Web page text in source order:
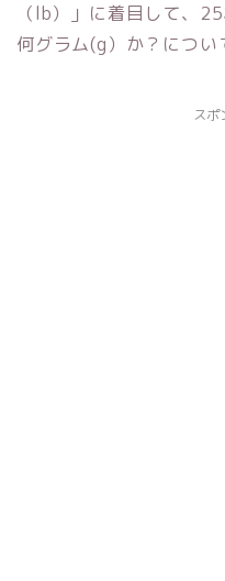
（lb）」に着目して、
何グラム(g）か？につい
スポ